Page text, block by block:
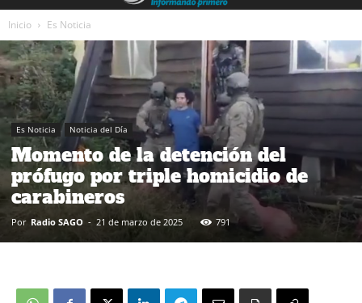
Inicio Es Noticia
Es Noticia Noticia del Día
Momento de la detención del
prófugo por triple homicidio de
carabineros
Por Radio SAGO - 21 de marzo de 2025 791